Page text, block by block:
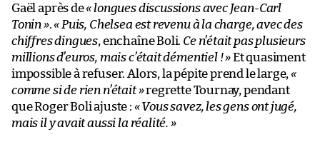
Gaël après de« longues discussions avec Jean-Carl
Tonin ».« Puis, Chelsea est revenu à la charge, avec des
chiffres dingues, enchaîne Boli. Ce n’était pas plusieurs
millions d’euros, mais c’était démentiel ! »Et quasiment
impossible à refuser. Alors, la pépite prend le large,«
comme si de rien n’était »regrette Tournay, pendant
que Roger Boli ajuste : « Vous savez, les gens ont jugé,
mais il y avait aussi la réalité. »